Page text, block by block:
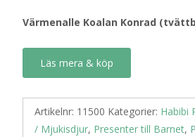
Värmenalle Koalan Konrad
Läs mera & köp
Artikelnr: 11500 Kategorier: Habibi
/ Mjukisdjur, Presenter till Barnet,